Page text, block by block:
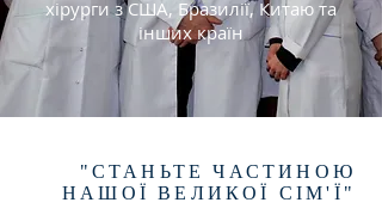
хірурги з США, Бразилії, Китаю та
інших країн
"СТАНЬТЕ ЧАСТИНОЮ
НАШОЇ ВЕЛИКОЇ СІМ'Ї"